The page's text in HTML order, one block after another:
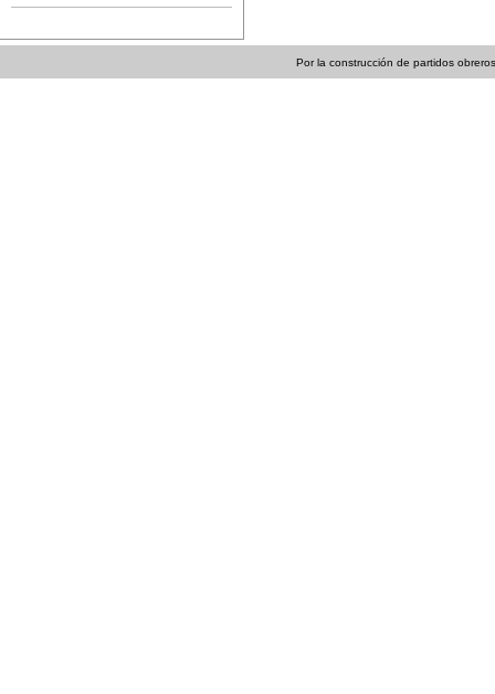
Por la construcción de partidos